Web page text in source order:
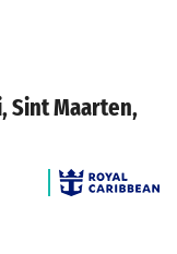
Sint Maarten,